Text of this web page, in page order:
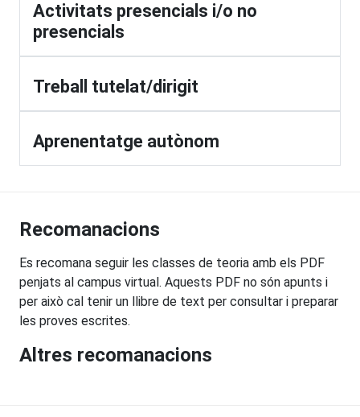
Activitats presencials i/o no
presencials
Treball tutelat/dirigit
Aprenentatge autònom
Recomanacions
Es recomana seguir les classes de teoria amb els PDF
penjats al campus virtual. Aquests PDF no són apunts i
per això cal tenir un llibre de text per consultar i preparar
les proves escrites.
Altres recomanacions